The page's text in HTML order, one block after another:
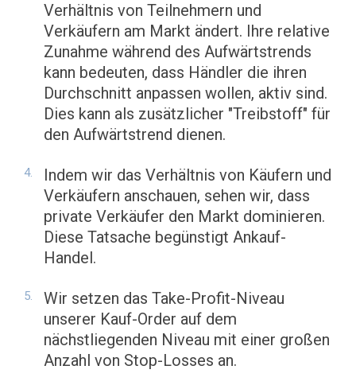
Verhältnis von Teilnehmern und
Verkäufern am Markt ändert. Ihre relative
Zunahme während des Aufwärtstrends
kann bedeuten, dass Händler die ihren
Durchschnitt anpassen wollen, aktiv sind.
Dies kann als zusätzlicher "Treibstoff" für
den Aufwärtstrend dienen.
Indem wir das Verhältnis von Käufern und
Verkäufern anschauen, sehen wir, dass
private Verkäufer den Markt dominieren.
Diese Tatsache begünstigt Ankauf-
Handel.
Wir setzen das Take-Profit-Niveau
unserer Kauf-Order auf dem
nächstliegenden Niveau mit einer großen
Anzahl von Stop-Losses an.